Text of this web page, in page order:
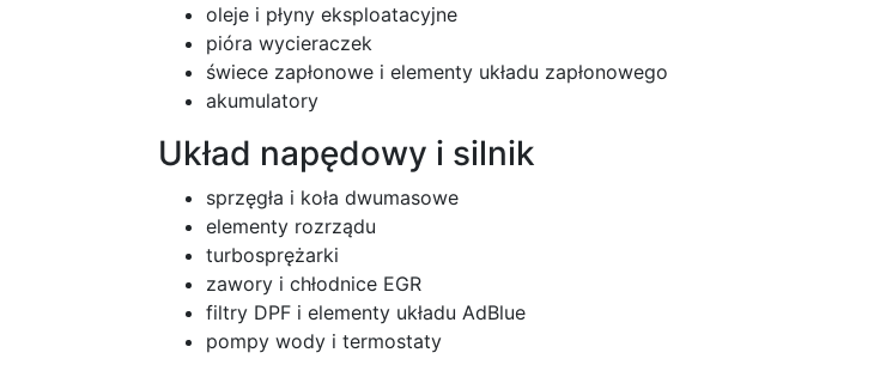
oleje i płyny eksploatacyjne
pióra wycieraczek
świece zapłonowe i elementy układu zapłonowego
akumulatory
Układ napędowy i silnik
sprzęgła i koła dwumasowe
elementy rozrządu
turbosprężarki
zawory i chłodnice EGR
filtry DPF i elementy układu AdBlue
pompy wody i termostaty